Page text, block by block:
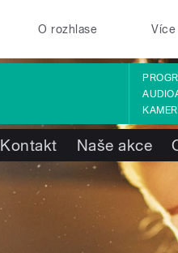
O rozhlase Více
Kontakt Naše akce